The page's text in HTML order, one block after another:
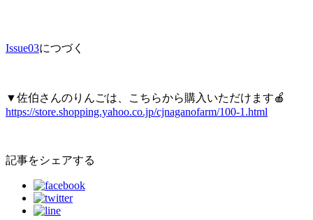
Issue03につづく
▼佐伯さんのりんごは、こちらから購入いただけます🍎
https://store.shopping.yahoo.co.jp/cjnaganofarm/100-1.html
記事をシェアする